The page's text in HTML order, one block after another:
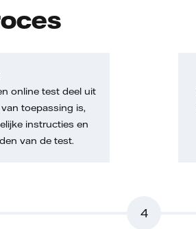
online test deel uit
toepassing is,
instructies en
van de test.
4